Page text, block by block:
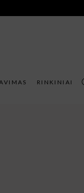
RINKINIAI